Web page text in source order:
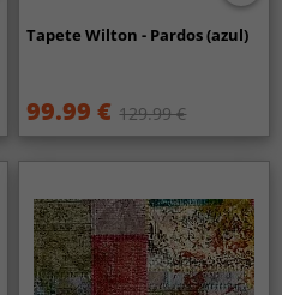
Tapete Wilton - Pardos (azul)
99.99 € 129.99 €